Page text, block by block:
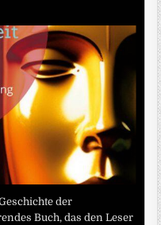
der
Buch, das den Leser